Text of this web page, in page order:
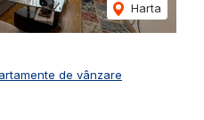
Harta
de vânzare